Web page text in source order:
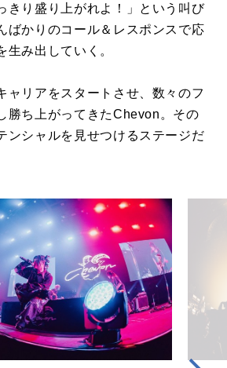
きり盛り上がれよ！」という叫び
ばかりのコール＆レスポンスで応
生み出していく。
ャリアをスタートさせ、数々のフ
勝ち上がってきたChevon。その
ンシャルを見せつけるステージだ